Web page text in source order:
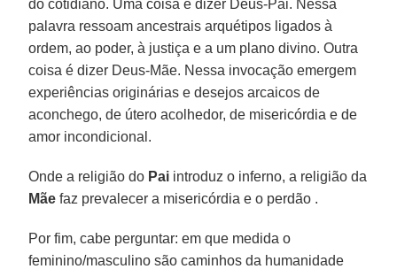
do cotidiano. Uma coisa é dizer Deus-Pai. Nessa
palavra ressoam ancestrais arquétipos ligados à
ordem, ao poder, à justiça e a um plano divino. Outra
coisa é dizer Deus-Mãe. Nessa invocação emergem
experiências originárias e desejos arcaicos de
aconchego, de útero acolhedor, de misericórdia e de
amor incondicional.
Onde a religião do Pai introduz o inferno, a religião da
Mãe faz prevalecer a misericórdia e o perdão .
Por fim, cabe perguntar: em que medida o
feminino/masculino são caminhos da humanidade